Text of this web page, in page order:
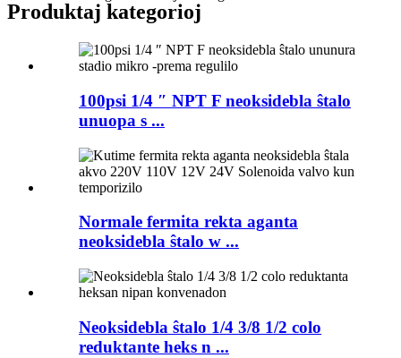
Produktaj kategorioj
100psi 1/4 ″ NPT F neoksidebla ŝtalo
unuopa s ...
Normale fermita rekta aganta
neoksidebla ŝtalo w ...
Neoksidebla ŝtalo 1/4 3/8 1/2 colo
reduktante heks n ...